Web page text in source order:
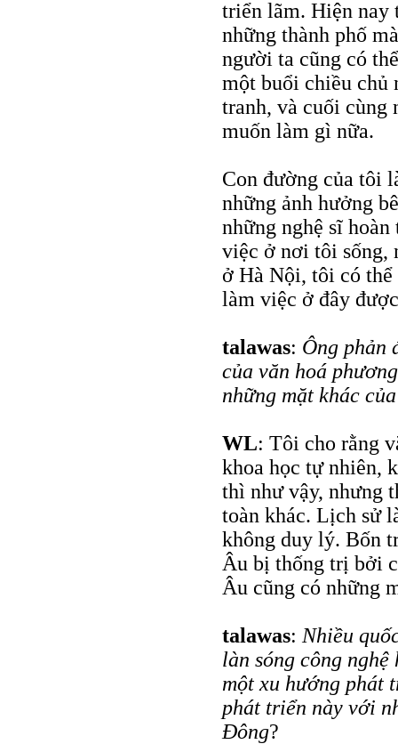
triển lãm. Hiện nay
những thành phố
người ta cũng có
một buổi chiều chủ
tranh, và cuối cùng
muốn làm gì nữa.
Con đường của tôi
những ảnh hưởng
những nghệ sĩ
việc ở nơi tôi sống,
ở Hà Nội, tôi có
làm việc ở đây
talawas: Ông phản
của văn hoá
những mặt khác
WL: Tôi cho rằng
khoa học tự nhiên,
thì như vậy, nhưng
toàn khác. Lịch sử
không duy lý. Bốn
Âu bị thống trị bởi
Âu cũng có những
talawas: Nhiều
làn sóng công
một xu hướng phát
phát triển này với
Đông?